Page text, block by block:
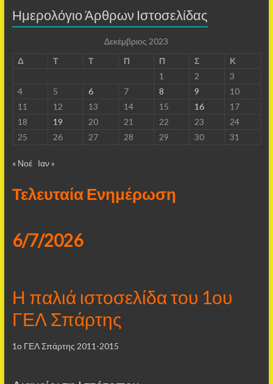
Ημερολόγιο Άρθρων Ιστοσελίδας
Δεκέμβριος 2023
Δ
Τ Τ Π Π Σ
Κ
1
2
3
4
5 6 7 8 9
10
11
12 13 14 15 16
17
18
19 20 21 22 23
24
25
26 27 28 29 30 31
« Νοέ Ιαν »
Τελευταία Ενημέρωση
6/7/2026
Η παλιά ιστοσελίδα του 1ου
ΓΕΛ Σπάρτης
1ο ΓΕΛ Σπάρτης 2011-2015